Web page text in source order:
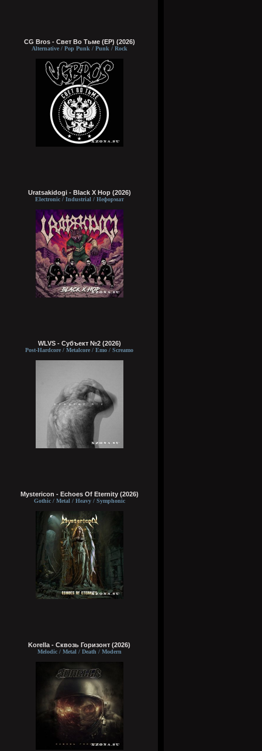
CG Bros - Свет Во Тьме (EP) (2026)
Alternative / Pop Punk / Punk / Rock
Uratsakidogi - Black X Hop (2026)
Electronic / Industrial / Неформат
WLVS - Субъект №2 (2026)
Post-Hardcore / Metalcore / Emo / Screamo
Mystericon - Echoes Of Eternity (2026)
Gothic / Metal / Heavy / Symphonic
Korella - Сквозь Горизонт (2026)
Melodic / Metal / Death / Modern